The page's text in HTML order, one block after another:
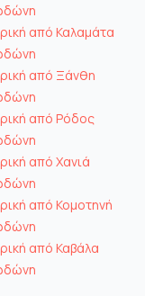
από Καλαμάτα
από Ξάνθη
από Ρόδος
από Χανιά
από Κομοτηνή
από Καβάλα